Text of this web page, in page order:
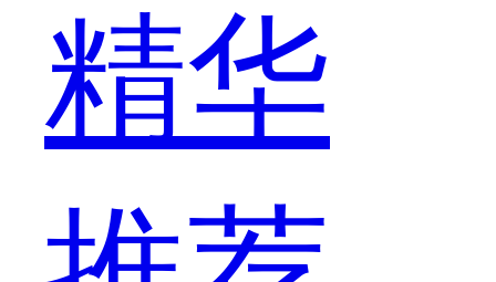
精华